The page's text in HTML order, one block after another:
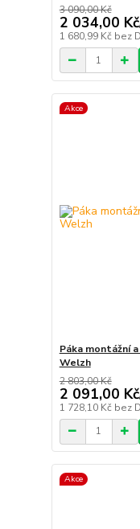
3 090,00 Kč
2 034,00 Kč
1 680,99 Kč bez
Akce
Páka montážní
Welzh
2 803,00 Kč
2 091,00 Kč
1 728,10 Kč bez
Akce